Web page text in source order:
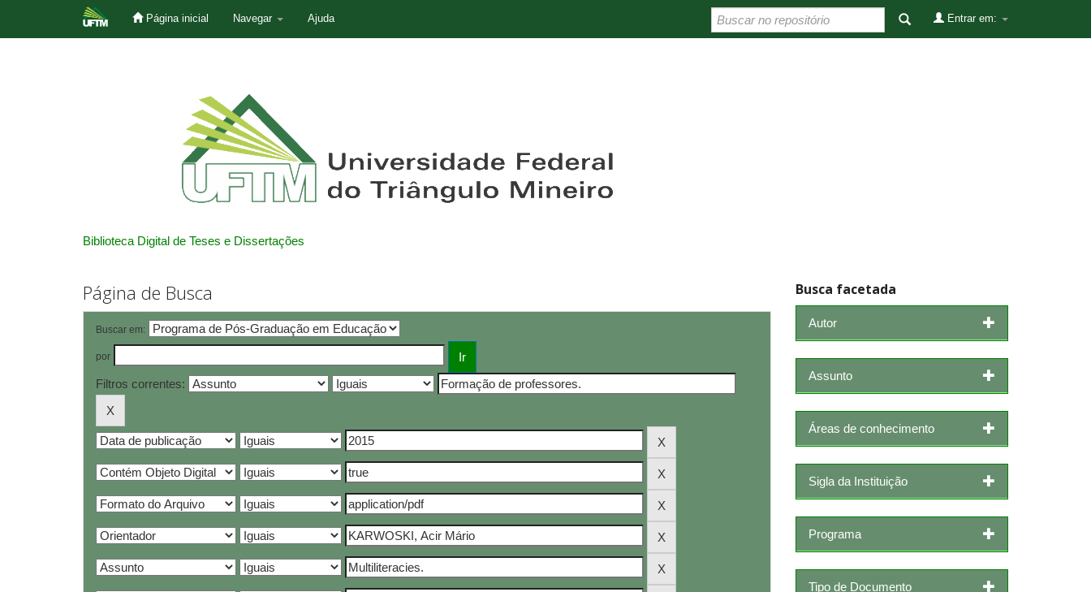
Página inicial Navegar Ajuda Entrar em:
Biblioteca Digital de Teses e Dissertações
Página de Busca
Buscar em:
por
Filtros correntes:
Busca facetada
Autor
Assunto
Áreas de conhecimento
Sigla da Instituição
Programa
Tipo de Documento